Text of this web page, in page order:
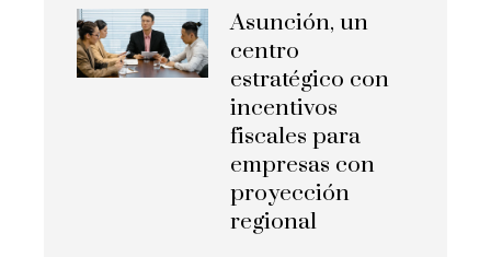
Asunción, un
centro
estratégico con
incentivos
fiscales para
empresas con
proyección
regional